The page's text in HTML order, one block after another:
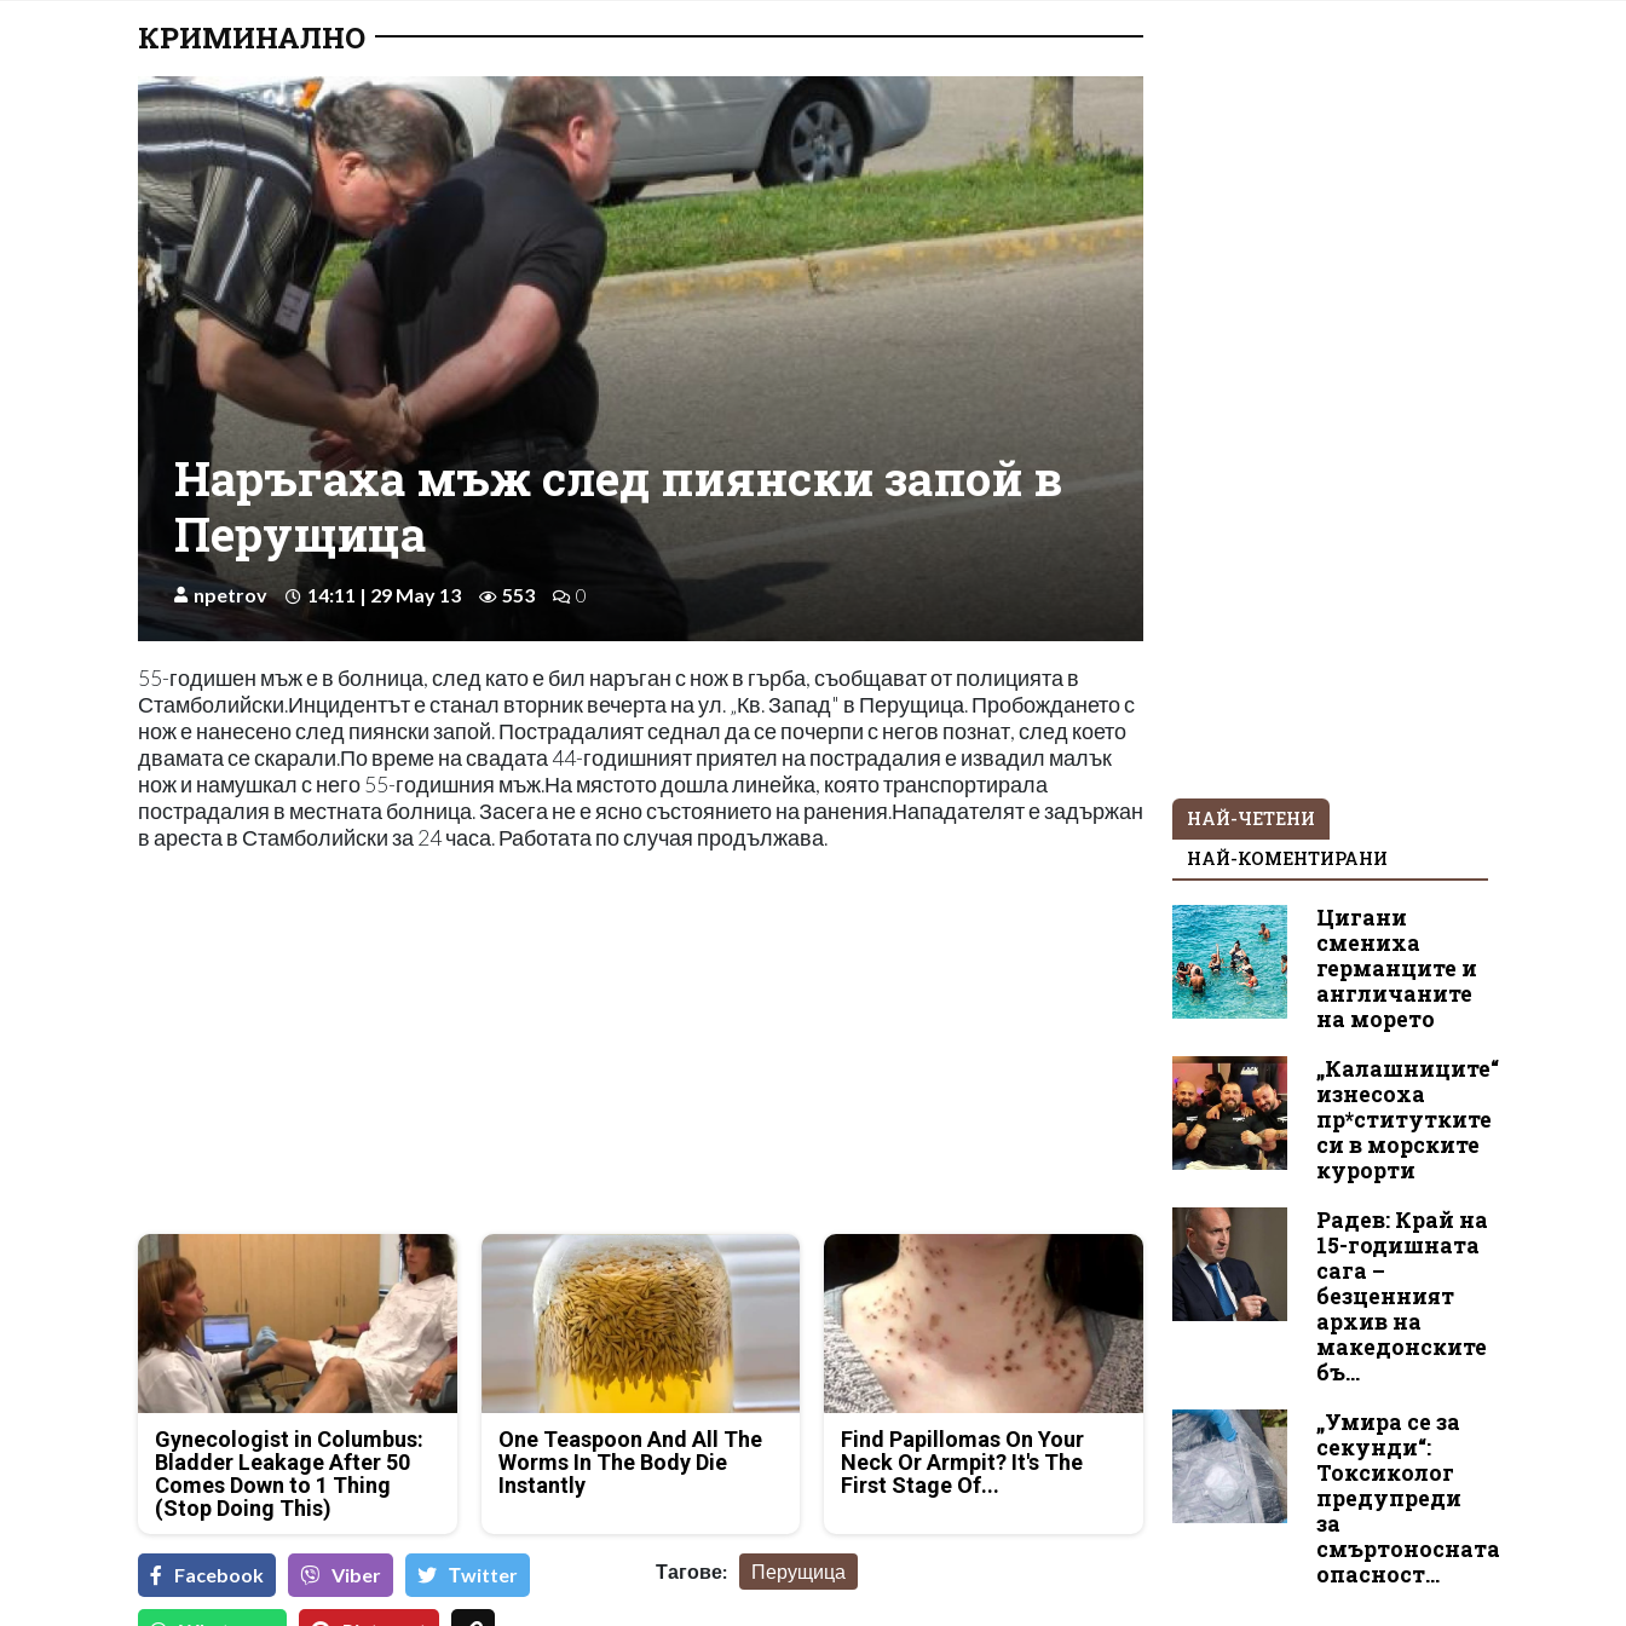
КРИМИНАЛНО
Наръгаха мъж след пиянски запой в
Перущица
npetrov 14:11 | 29 May 13 553 0
55-годишен мъж е в болница, след като е бил наръган с нож в гърба, съобщават от полицията в
Стамболийски.Инцидентът е станал вторник вечерта на ул. „Кв. Запад" в Перущица. Пробождането с
нож е нанесено след пиянски запой. Пострадалият седнал да се почерпи с негов познат, след което
двамата се скарали.По време на свадата 44-годишният приятел на пострадалия е извадил малък
нож и намушкал с него 55-годишния мъж.На мястото дошла линейка, която транспортирала
пострадалия в местната болница. Засега не е ясно състоянието на ранения.Нападателят е задържан
в ареста в Стамболийски за 24 часа. Работата по случая продължава.
Gynecologist in Columbus:
Bladder Leakage After 50
Comes Down to 1 Thing
(Stop Doing This)
One Teaspoon And All The
Worms In The Body Die
Instantly
Find Papillomas On Your
Neck Or Armpit? It's The
First Stage Of...
Facebook Viber Тwitter Тагове: Перущица
НАЙ-ЧЕТЕНИ
НАЙ-КОМЕНТИРАНИ
Цигани
смениха
германците и
англичаните
на морето
„Калашниците“
изнесоха
пр*ститутките
си в морските
курорти
Радев: Край на
15-годишната
сага –
безценният
архив на
македонските
бъ...
„Умира се за
секунди“:
Токсиколог
предупреди
за
смъртоносната
опасност...